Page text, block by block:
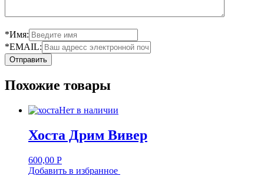
*Имя:
*EMAIL:
Похожие товары
Нет в наличии
Хоста Дрим Вивер
600,00 Р
Добавить в избранное